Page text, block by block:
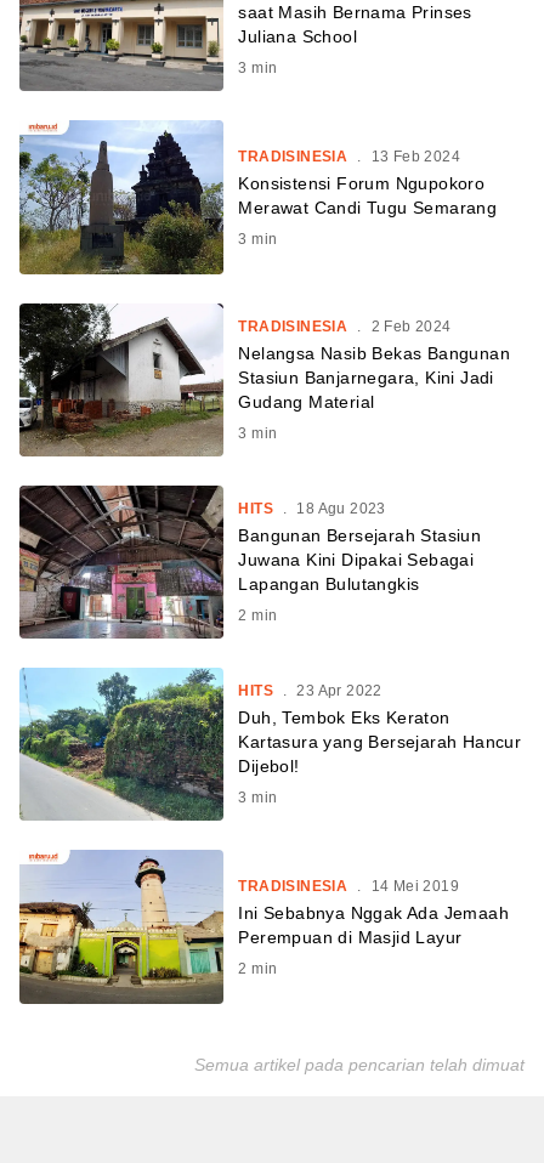
saat Masih Bernama Prinses
Juliana School
3 min
TRADISINESIA 13 Feb 2024
Konsistensi Forum Ngupokoro
Merawat Candi Tugu Semarang
3 min
TRADISINESIA . 2 Feb 2024
Nelangsa Nasib Bekas Bangunan
Stasiun Banjarnegara, Kini Jadi
Gudang Material
3 min
HITS . 18 Agu 2023
Bangunan Bersejarah Stasiun
Juwana Kini Dipakai Sebagai
Lapangan Bulutangkis
2 min
HITS . 23 Apr 2022
Duh, Tembok Eks Keraton
Kartasura yang Bersejarah Hancur
Dijebol!
3 min
TRADISINESIA 14 Mei 2019
Ini Sebabnya Nggak Ada Jemaah
Perempuan di Masjid Layur
2 min
Semua artikel pada pencarian telah dimuat